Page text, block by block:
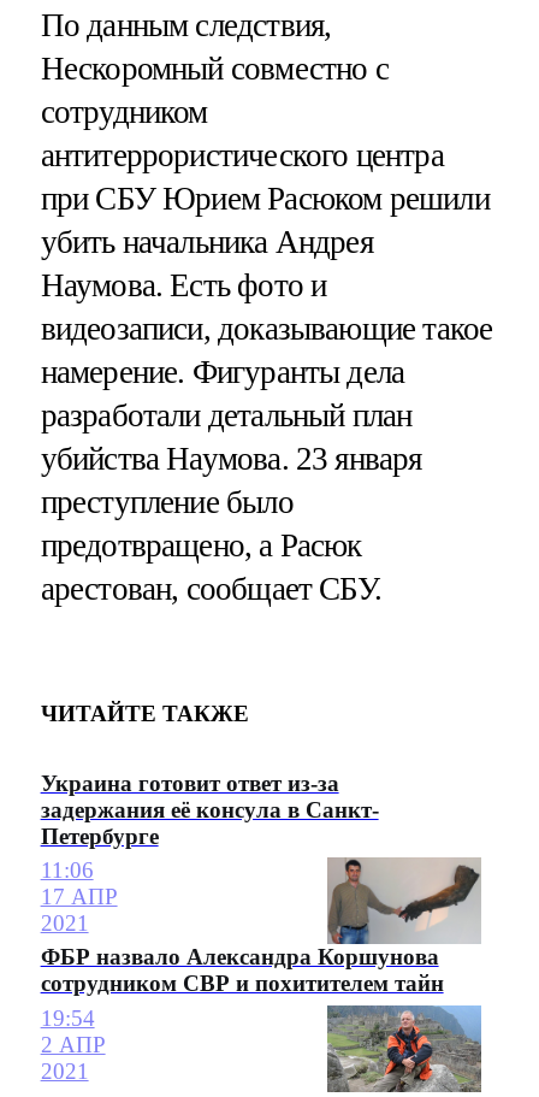
По данным следствия,
Нескоромный совместно с
сотрудником
антитеррористического центра
при СБУ Юрием Расюком решили
убить начальника Андрея
Наумова. Есть фото и
видеозаписи, доказывающие такое
намерение. Фигуранты дела
разработали детальный план
убийства Наумова. 23 января
преступление было
предотвращено, а Расюк
арестован, сообщает СБУ.
ЧИТАЙТЕ ТАКЖЕ
Украина готовит ответ из-за
задержания её консула в Санкт-
Петербурге
11:06
17 АПР
2021
ФБР назвало Александра Коршунова
сотрудником СВР и похитителем тайн
19:54
2 АПР
2021